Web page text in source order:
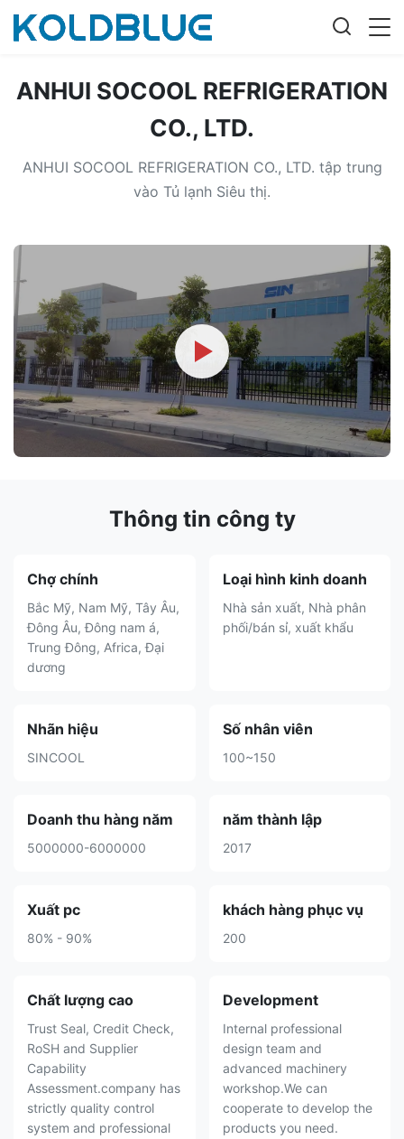
ANHUI SOCOOL REFRIGERATION
CO., LTD.
ANHUI SOCOOL REFRIGERATION CO., LTD. tập trung
vào Tủ lạnh Siêu thị.
Thông tin công ty
Chợ chính
Bắc Mỹ, Nam Mỹ, Tây Âu,
Đông Âu, Đông nam á,
Trung Đông, Africa, Đại
dương
Loại hình kinh doanh
Nhà sản xuất, Nhà phân
phối/bán sỉ, xuất khẩu
Nhãn hiệu
SINCOOL
Số nhân viên
100~150
Doanh thu hàng năm
5000000-6000000
năm thành lập
2017
Xuất pc
80% - 90%
khách hàng phục vụ
200
Chất lượng cao
Trust Seal, Credit Check,
RoSH and Supplier
Capability
Assessment.company has
strictly quality control
system and professional
Development
Internal professional
design team and
advanced machinery
workshop.We can
cooperate to develop the
products you need.